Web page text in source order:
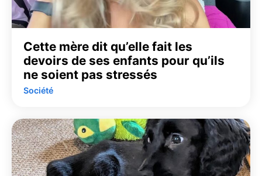
Cette mère dit qu’elle fait les
devoirs de ses enfants pour qu’ils
ne soient pas stressés
Société